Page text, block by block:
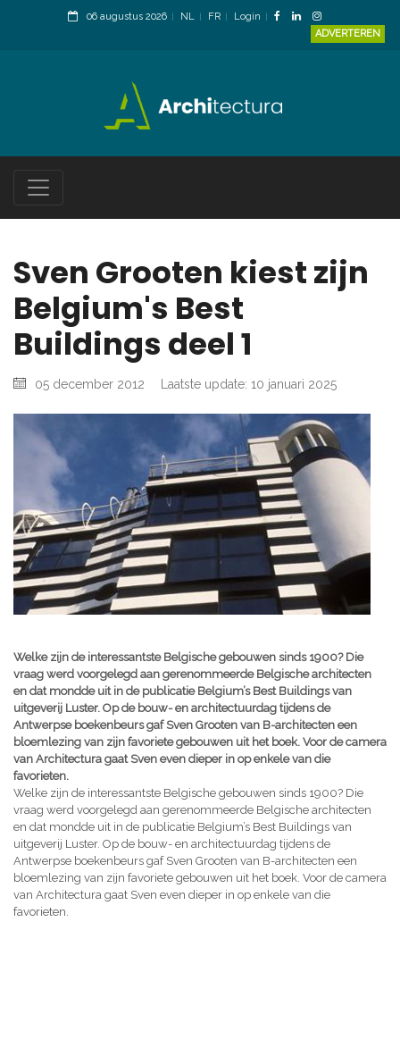
06 augustus 2026 NL FR
Login
ADVERTEREN
Sven Grooten kiest zijn
Belgium's Best
Buildings deel 1
05 december 2012 Laatste update: 10 januari 2025
Welke zijn de interessantste Belgische gebouwen sinds 1900? Die
vraag werd voorgelegd aan gerenommeerde Belgische architecten
en dat mondde uit in de publicatie Belgium’s Best Buildings van
uitgeverij Luster. Op de bouw- en architectuurdag tijdens de
Antwerpse boekenbeurs gaf Sven Grooten van B-architecten een
bloemlezing van zijn favoriete gebouwen uit het boek. Voor de camera
van Architectura gaat Sven even dieper in op enkele van die
favorieten.
Welke zijn de interessantste Belgische gebouwen sinds 1900? Die
vraag werd voorgelegd aan gerenommeerde Belgische architecten
en dat mondde uit in de publicatie Belgium’s Best Buildings van
uitgeverij Luster. Op de bouw- en architectuurdag tijdens de
Antwerpse boekenbeurs gaf Sven Grooten van B-architecten een
bloemlezing van zijn favoriete gebouwen uit het boek. Voor de camera
van Architectura gaat Sven even dieper in op enkele van die
favorieten.